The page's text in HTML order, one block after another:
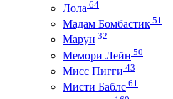
Лола 64
Мадам Бомбастик 51
Марун 32
Мемори Лейн 50
Мисс Пигги 43
Мисти Баблс 61